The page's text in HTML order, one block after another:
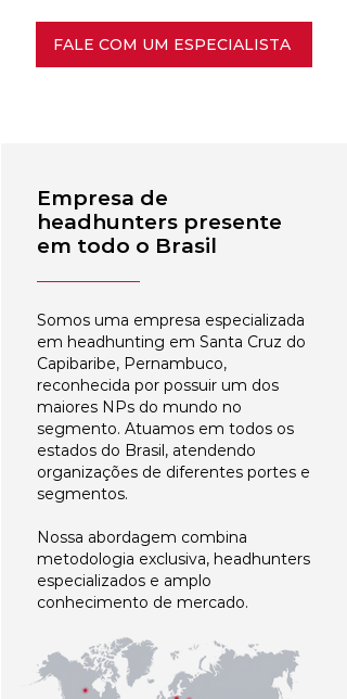
FALE COM UM ESPECIALISTA
Empresa de
headhunters presente
em todo o Brasil
Somos uma empresa especializada
em headhunting em Santa Cruz do
Capibaribe, Pernambuco,
reconhecida por possuir um dos
maiores NPs do mundo no
segmento. Atuamos em todos os
estados do Brasil, atendendo
organizações de diferentes portes e
segmentos.
Nossa abordagem combina
metodologia exclusiva, headhunters
especializados e amplo
conhecimento de mercado.